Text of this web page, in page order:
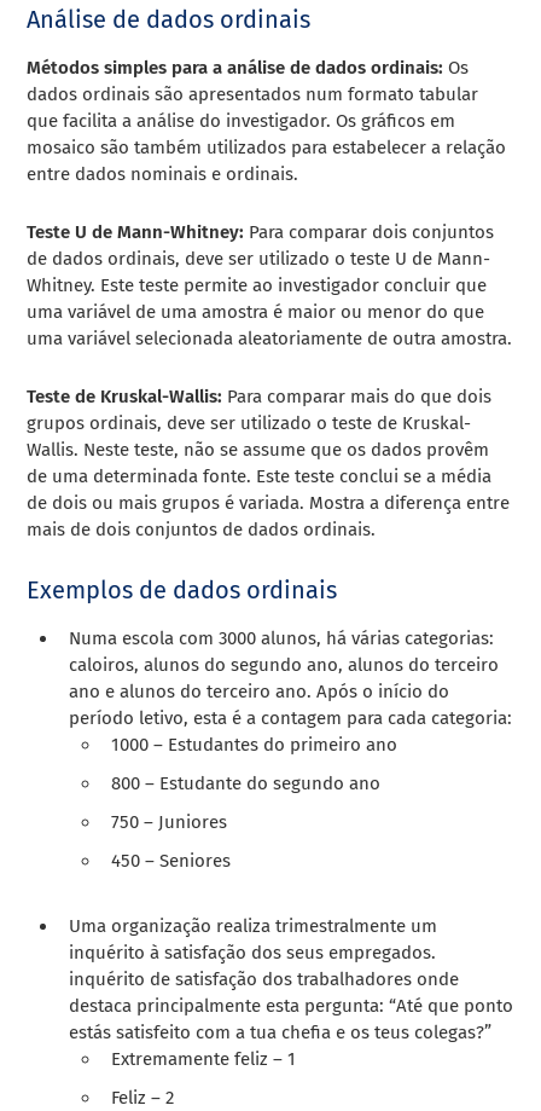
Análise de dados ordinais
Métodos simples para a análise de dados ordinais: Os
dados ordinais são apresentados num formato tabular
que facilita a análise do investigador. Os gráficos em
mosaico são também utilizados para estabelecer a relação
entre dados nominais e ordinais.
Teste U de Mann-Whitney: Para comparar dois conjuntos
de dados ordinais, deve ser utilizado o teste U de Mann-
Whitney. Este teste permite ao investigador concluir que
uma variável de uma amostra é maior ou menor do que
uma variável selecionada aleatoriamente de outra amostra.
Teste de Kruskal-Wallis: Para comparar mais do que dois
grupos ordinais, deve ser utilizado o teste de Kruskal-
Wallis. Neste teste, não se assume que os dados provêm
de uma determinada fonte. Este teste conclui se a média
de dois ou mais grupos é variada. Mostra a diferença entre
mais de dois conjuntos de dados ordinais.
Exemplos de dados ordinais
Numa escola com 3000 alunos, há várias categorias:
caloiros, alunos do segundo ano, alunos do terceiro
ano e alunos do terceiro ano. Após o início do
período letivo, esta é a contagem para cada categoria:
1000 – Estudantes do primeiro ano
800 – Estudante do segundo ano
750 – Juniores
450 – Seniores
Uma organização realiza trimestralmente um
inquérito à satisfação dos seus empregados.
inquérito de satisfação dos trabalhadores onde
destaca principalmente esta pergunta: “Até que ponto
estás satisfeito com a tua chefia e os teus colegas?”
Extremamente feliz – 1
Feliz – 2